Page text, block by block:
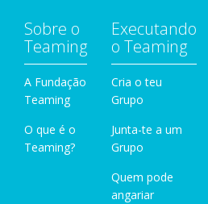
Sobre o
Teaming
A Fundação
Teaming
O que é o
Teaming?
Executando
o Teaming
Cria o teu
Grupo
Junta-te a um
Grupo
Quem pode
angariar